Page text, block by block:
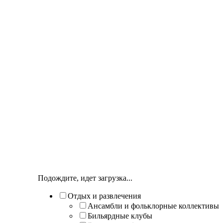
Подождите, идет загрузка...
Отдых и развлечения
Ансамбли и фольклорные коллективы
Бильярдные клубы